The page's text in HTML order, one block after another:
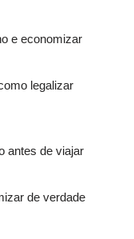
e economizar
legalizar
antes de viajar
de verdade